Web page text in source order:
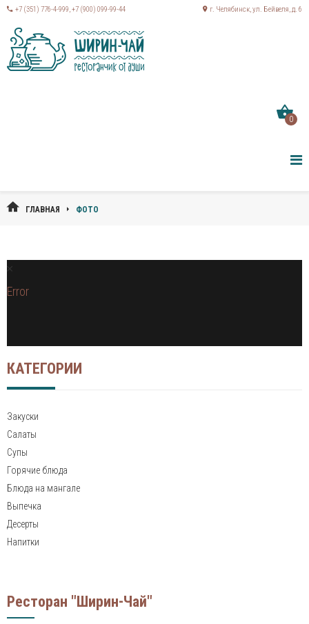
+7 (351) 776-4-999,+7 (900) 099-99-44 г. Челябинск, ул. Бейвеля, д. 6
0
ГЛАВНАЯ ФОТО
Error
КАТЕГОРИИ
Закуски
Салаты
Супы
Горячие блюда
Блюда на мангале
Выпечка
Десерты
Напитки
Ресторан "Ширин-Чай"